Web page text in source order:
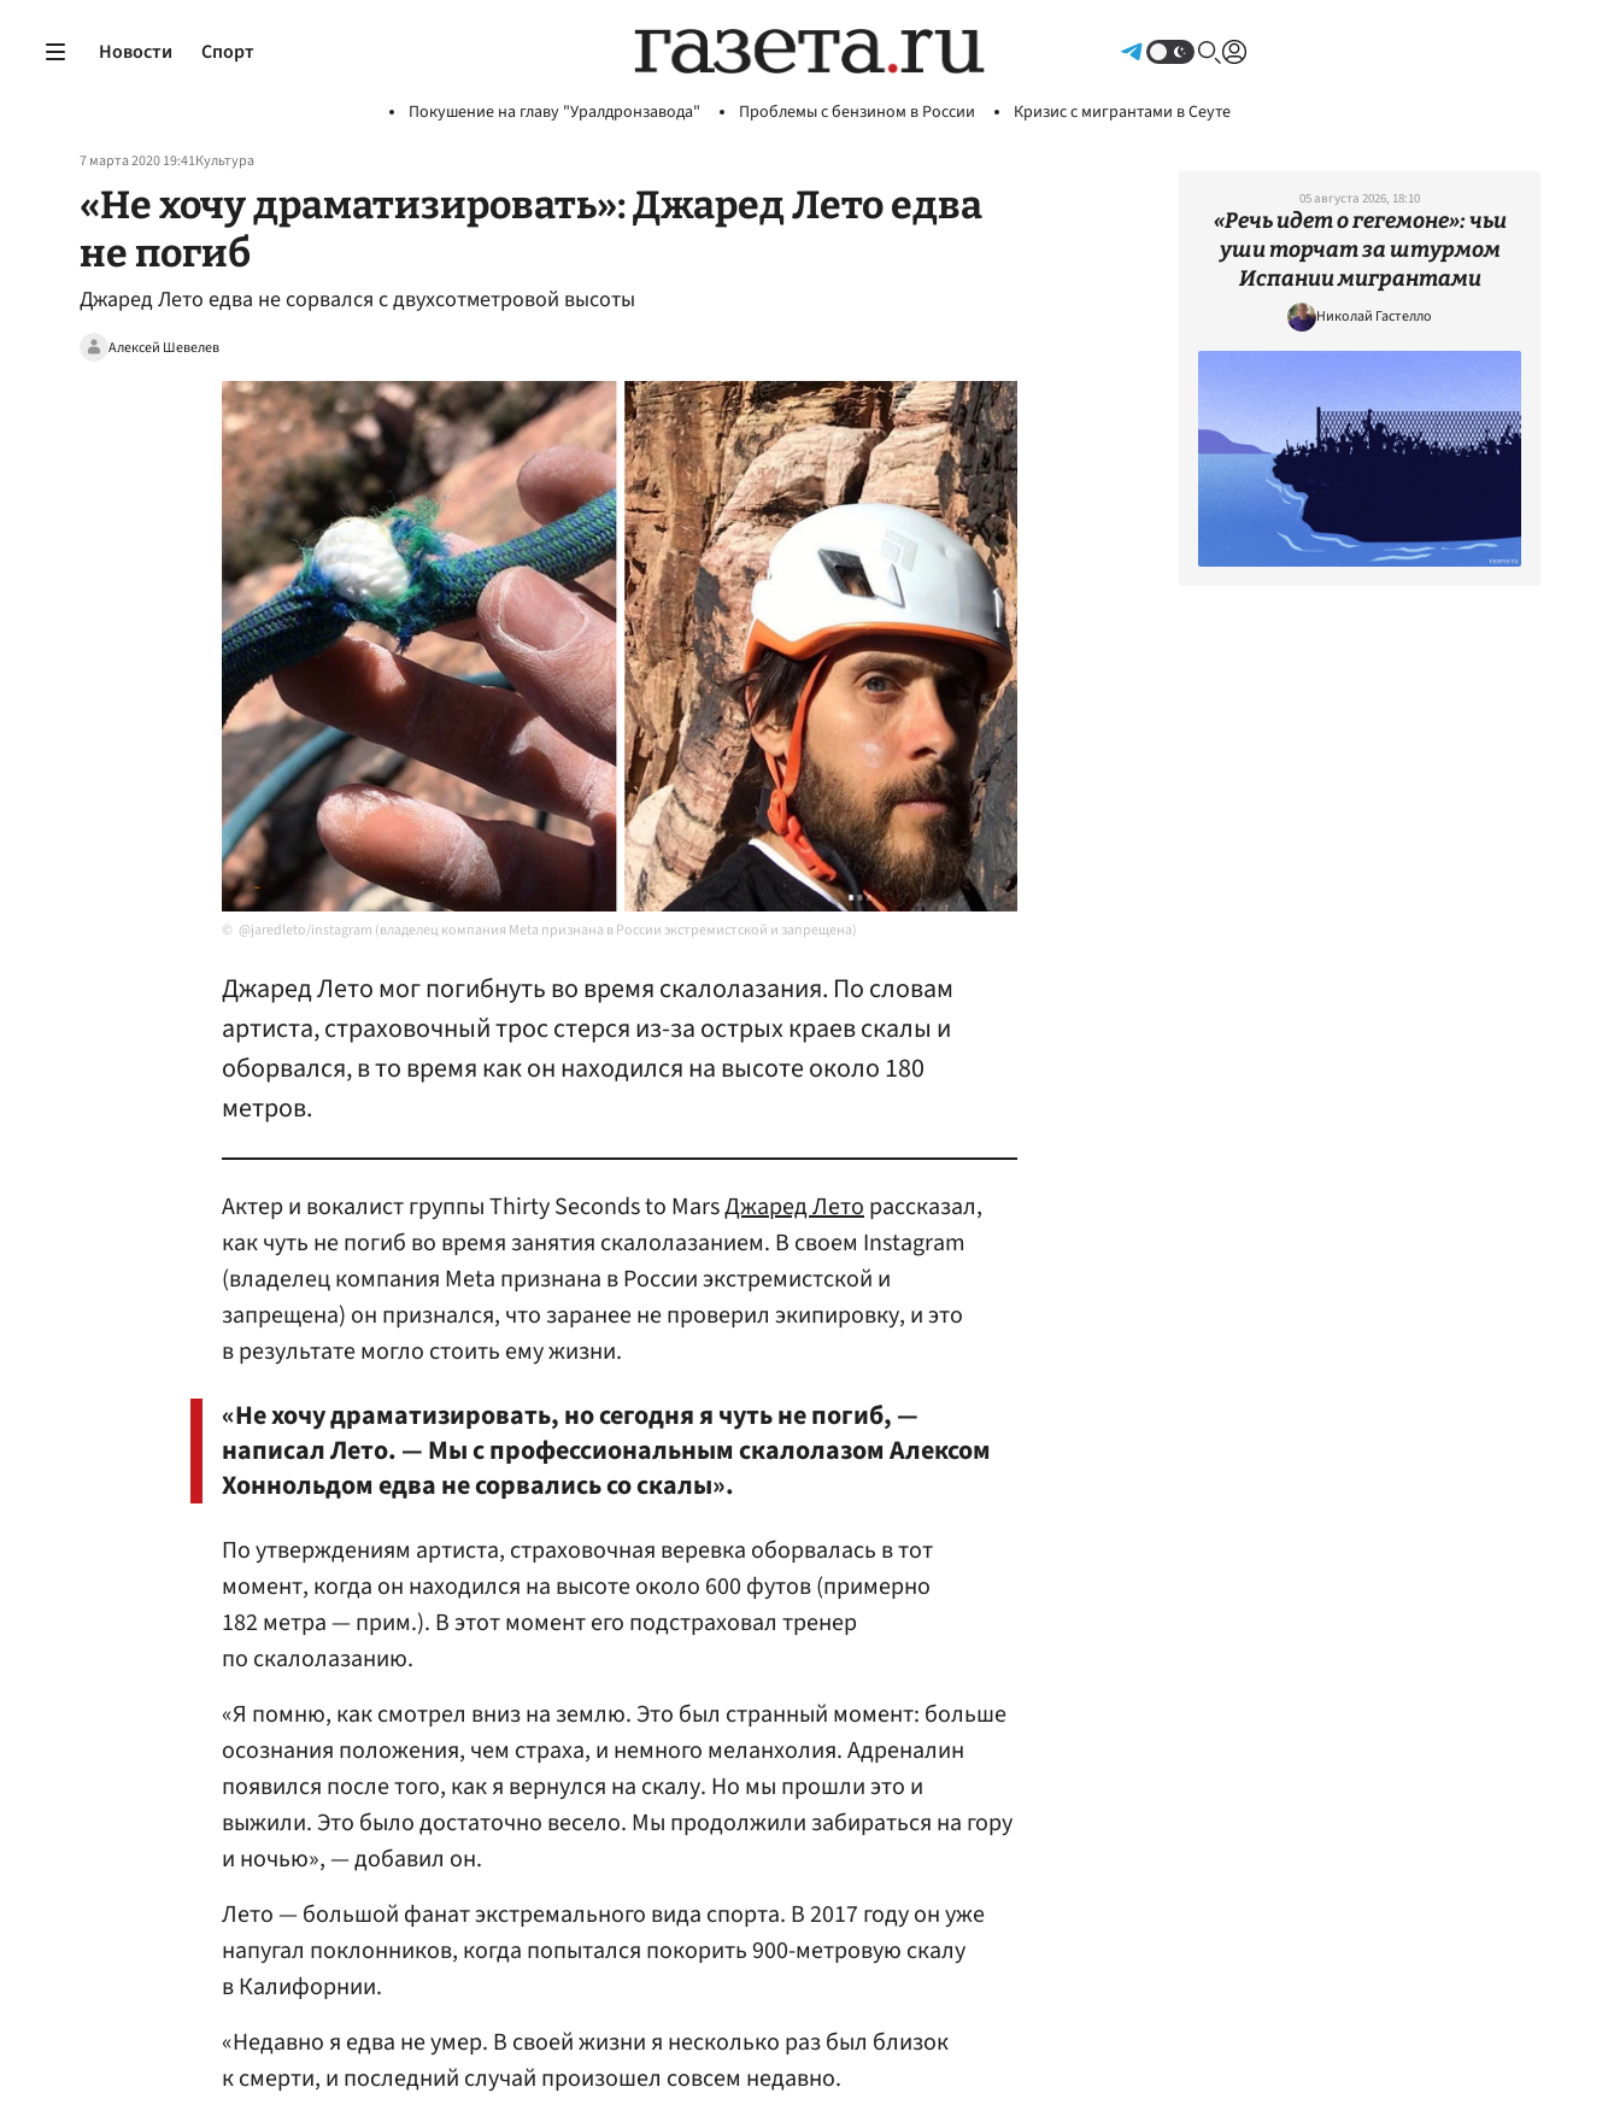
Новости Спорт
Покушение на главу "Уралдронзавода" Проблемы с бензином в России Кризис с мигрантами в Сеуте
7 марта 2020 19:41Культура
«Не хочу драматизировать»: Джаред Лето едва
не погиб
Джаред Лето едва не сорвался с двухсотметровой высоты
Алексей Шевелев
@jaredleto/instagram (владелец компания Meta признана в России экстремистской и запрещена)
Джаред Лето мог погибнуть во время скалолазания. По словам
артиста, страховочный трос стерся из-за острых краев скалы и
оборвался, в то время как он находился на высоте около 180
метров.
Актер и вокалист группы Thirty Seconds to MarsДжаред Леторассказал,
как чуть не погиб во время занятия скалолазанием. В своем Instagram
(владелец компания Meta признана в России экстремистской и
запрещена) он признался, что заранее не проверил экипировку, и это
в результате могло стоить ему жизни.
«Не хочу драматизировать, но сегодня я чуть не погиб, —
написал Лето. — Мы с профессиональным скалолазом Алексом
Хоннольдом едва не сорвались со скалы».
По утверждениям артиста, страховочная веревка оборвалась в тот
момент, когда он находился на высоте около 600 футов (примерно
182 метра — прим.). В этот момент его подстраховал тренер
по скалолазанию.
«Я помню, как смотрел вниз на землю. Это был странный момент: больше
осознания положения, чем страха, и немного меланхолия. Адреналин
появился после того, как я вернулся на скалу. Но мы прошли это и
выжили. Это было достаточно весело. Мы продолжили забираться на гору
и ночью», — добавил он.
Лето — большой фанат экстремального вида спорта. В 2017 году он уже
напугал поклонников, когда попытался покорить 900-метровую скалу
в Калифорнии.
«Недавно я едва не умер. В своей жизни я несколько раз был близок
к смерти, и последний случай произошел совсем недавно.
05 августа 2026, 18:10
«Речь идет о гегемоне»: чьи
уши торчат за штурмом
Испании мигрантами
Николай Гастелло